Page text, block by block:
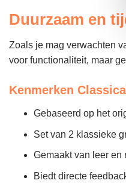
Duurzaam en
Zoals je mag verwachten
voor functionaliteit, maar
Kenmerken
Gebaseerd op het
Set van 2 klassieke
Gemaakt van leer en
Biedt directe